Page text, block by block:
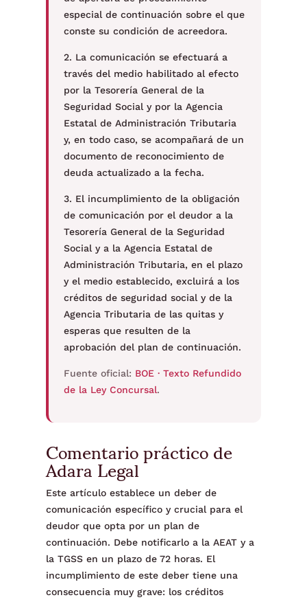
especial de continuación sobre el que
conste su condición de acreedora.
2. La comunicación se efectuará a
través del medio habilitado al efecto
por la Tesorería General de la
Seguridad Social y por la Agencia
Estatal de Administración Tributaria
y, en todo caso, se acompañará de un
documento de reconocimiento de
deuda actualizado a la fecha.
3. El incumplimiento de la obligación
de comunicación por el deudor a la
Tesorería General de la Seguridad
Social y a la Agencia Estatal de
Administración Tributaria, en el plazo
y el medio establecido, excluirá a los
créditos de seguridad social y de la
Agencia Tributaria de las quitas y
esperas que resulten de la
aprobación del plan de continuación.
Fuente oficial: BOE · Texto Refundido
de la Ley Concursal.
Comentario práctico de
Adara Legal
Este artículo establece un deber de
comunicación específico y crucial para el
deudor que opta por un plan de
continuación. Debe notificarlo a la AEAT y a
la TGSS en un plazo de 72 horas. El
incumplimiento de este deber tiene una
consecuencia muy grave: los créditos